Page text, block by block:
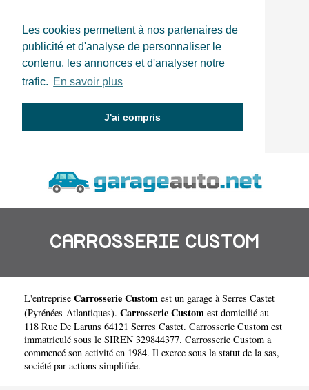
Les cookies permettent à nos partenaires de
publicité et d'analyse de personnaliser le
contenu, les annonces et d'analyser notre
trafic. En savoir plus
J'ai compris
CARROSSERIE CUSTOM
L'entreprise Carrosserie Custom est un garage à Serres Castet
(Pyrénées-Atlantiques). Carrosserie Custom est domicilié au
118 Rue De Laruns 64121 Serres Castet. Carrosserie Custom est
immatriculé sous le SIREN 329844377. Carrosserie Custom a
commencé son activité en 1984. Il exerce sous la statut de la sas,
société par actions simplifiée.